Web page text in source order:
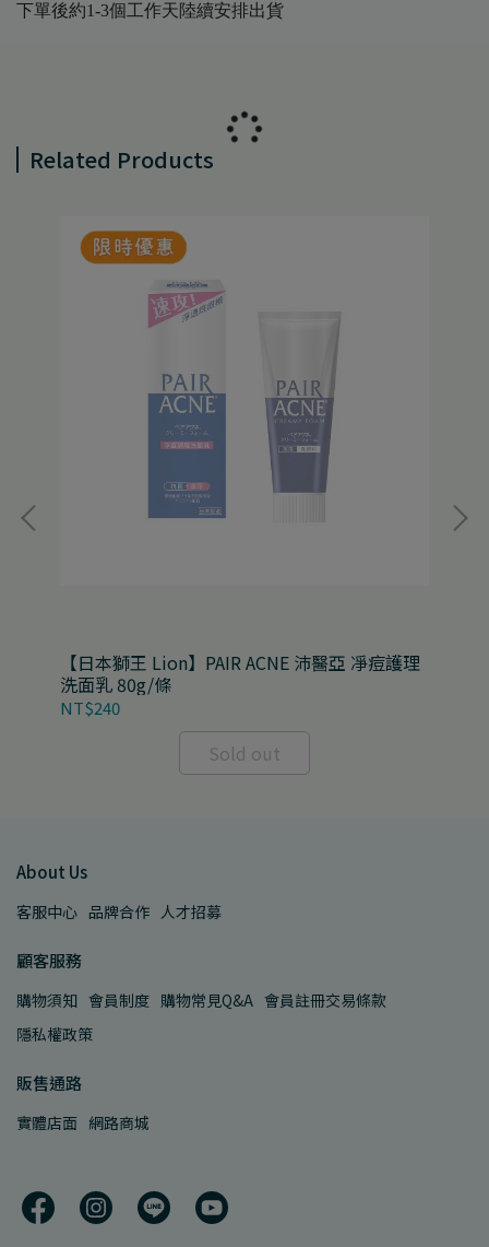
下單後約1-3個工作天陸續安排出貨
Related Products
【日本獅王 Lion】PAIR ACNE 沛醫亞 凈痘護理
洗面乳 80g/條
NT$240
Sold out
About Us
客服中心 品牌合作 人才招募
顧客服務
購物須知 會員制度 購物常見Q&A 會員註冊交易條款
隱私權政策
販售通路
實體店面 網路商城